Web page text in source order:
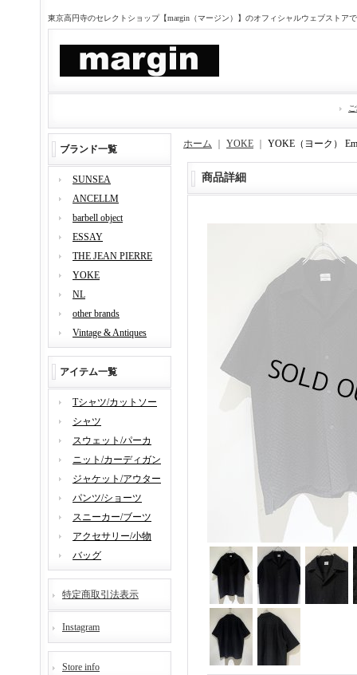
東京高円寺のセレクトショップ【margin（マージン）】のオフィシャルウェブストア
ブランド一覧
SUNSEA
ANCELLM
barbell object
ESSAY
THE JEAN PIERRE
YOKE
NL
other brands
Vintage & Antiques
アイテム一覧
Tシャツ/カットソー
シャツ
スウェット/パーカ
ニット/カーディガン
ジャケット/アウター
パンツ/ショーツ
スニーカー/ブーツ
アクセサリー/小物
バッグ
特定商取引法表示
Instagram
Store info
ホーム YOKE YOKE（ヨーク）
商品詳細